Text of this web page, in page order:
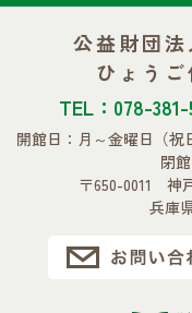
公益財団
ひょう
TEL：078-
開館日：月～金曜日 （
閉
〒650-0011 神
兵庫